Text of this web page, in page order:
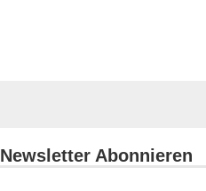
Newsletter Abonnieren